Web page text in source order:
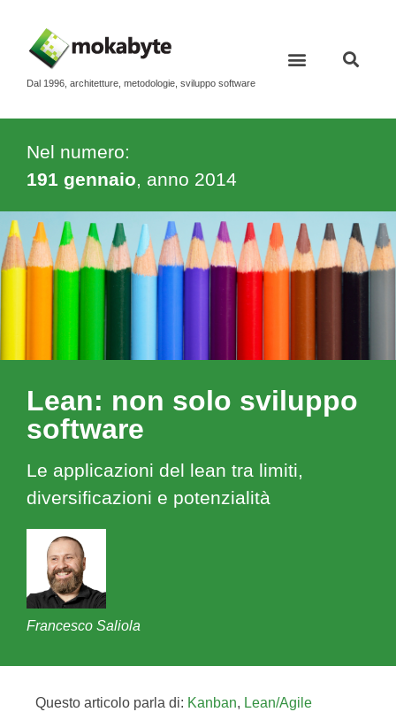
Dal 1996, architetture, metodologie, sviluppo software
Nel numero:
191 gennaio, anno 2014
Lean: non solo sviluppo
software
Le applicazioni del lean tra limiti,
diversificazioni e potenzialità
Francesco Saliola
Questo articolo parla di: Kanban, Lean/Agile